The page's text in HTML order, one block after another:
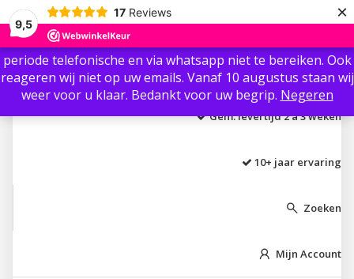
9,5
17 Reviews ×
Laagste prijs garantie
Gem. levertijd 2 á 3 weken
10+ jaar ervaring
 Zoeken
 Mijn Account
Beste klant / gast, Ter info: Wij zijn vanaf 3 augustus t/m 8
augustus niet aanwezig i.v.m. vakantie.🏖 Wij zijn in die
periode telefonische en via whatsapp niet te bereiken. Ook
reageren wij niet op uw emails. Vanaf 10 augustus staan wij
weer voor u klaar. Bedankt voor uw begrip. Negeren